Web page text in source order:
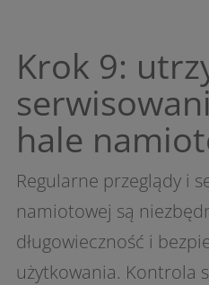
Krok 9:
hale
Regularne przeglądy i
namiotowej są
długowieczność i
użytkowania. Kontrola